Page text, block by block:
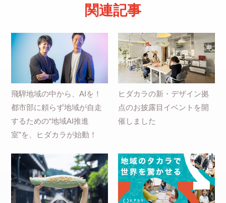
関連記事
飛騨地域の中から、AIを！
都市部に頼らず地域が自走
するための“地域AI推進
室”を、ヒダカラが始動！
ヒダカラの新・デザイン拠
点のお披露目イベントを開
催しました